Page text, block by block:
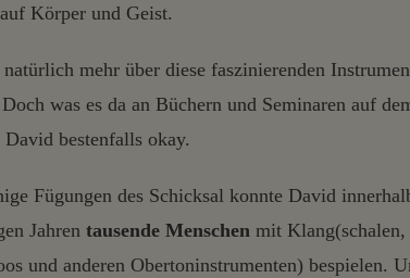
Körper und Geist.
mehr über diese faszinierenden
was es da an Büchern und Seminaren auf
David bestenfalls okay.
Fügungen des Schicksal konnte David
Jahren tausende Menschen mit Klang(schalen,
und anderen Obertoninstrumenten) bespielen.